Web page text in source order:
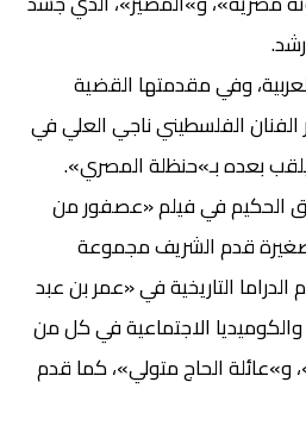
وفي مقدمتها القضية
الفلسطيني ناجي العلي في
بعده بـ»حنظلة المصري».
الحكيم في فيلم «عصفور من
قدم الشريف مجموعة
التاريخية في «عمر بن عبد
والكوميديا الاجتماعية في كل من
الحاج متولي»، كما قدم